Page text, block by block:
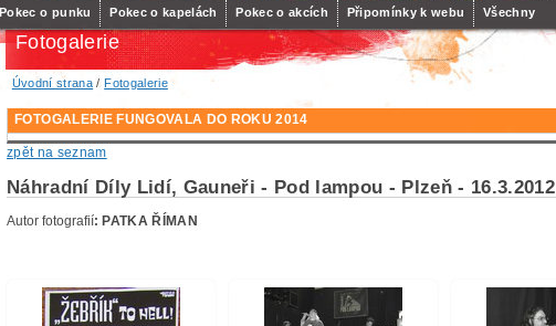
Pokec o punku Pokec o kapelách Pokec o akcích Připomínky k webu Všechny
Fotogalerie
Úvodní strana / Fotogalerie
FOTOGALERIE FUNGOVALA DO ROKU 2014
zpět na seznam
Náhradní Díly Lidí, Gauneři - Pod lampou - Plzeň - 16.3.2012
Autor fotografií: PATKA ŘÍMAN